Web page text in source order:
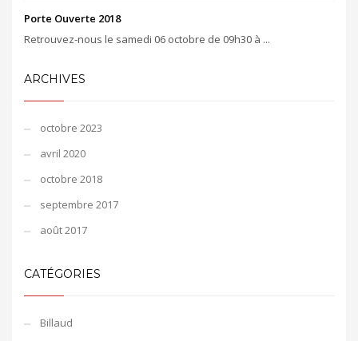
Porte Ouverte 2018
Retrouvez-nous le samedi 06 octobre de 09h30 à ...
ARCHIVES
octobre 2023
avril 2020
octobre 2018
septembre 2017
août 2017
CATÉGORIES
Billaud